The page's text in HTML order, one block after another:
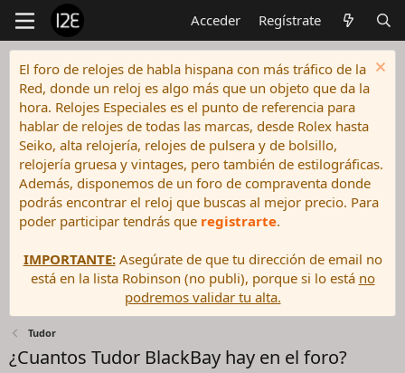
Acceder Regístrate
El foro de relojes de habla hispana con más tráfico de la
Red, donde un reloj es algo más que un objeto que da la
hora. Relojes Especiales es el punto de referencia para
hablar de relojes de todas las marcas, desde Rolex hasta
Seiko, alta relojería, relojes de pulsera y de bolsillo,
relojería gruesa y vintages, pero también de estilográficas.
Además, disponemos de un foro de compraventa donde
podrás encontrar el reloj que buscas al mejor precio. Para
poder participar tendrás que registrarte.
IMPORTANTE:Asegúrate de que tu dirección de email no
está en la lista Robinson (no publi), porque si lo está no
podremos validar tu alta.
Tudor
¿Cuantos Tudor BlackBay hay en el foro?